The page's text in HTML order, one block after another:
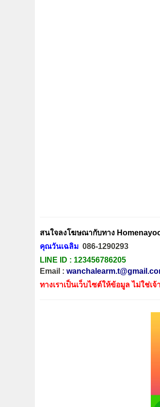
สนใจลงโฆษณากับทาง
คุณวันเฉลิม 086-1290293
LINE ID : 123456786205
Email :
ทางเราเป็นเว็บไซต์ให้ข้อมูล ไม่ใช่เ